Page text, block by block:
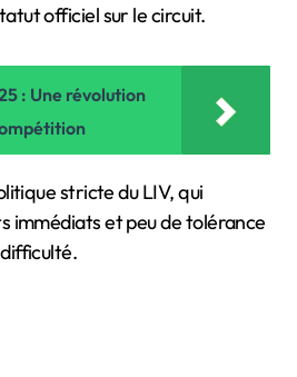
officiel sur le circuit.
: Une révolution
stricte du LIV, qui
immédiats et peu de tolérance